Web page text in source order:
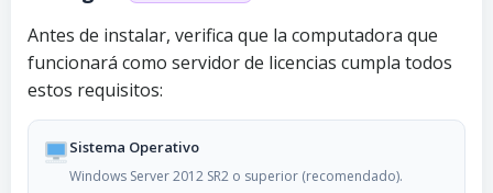
Antes de instalar, verifica que la computadora que
funcionará como servidor de licencias cumpla todos
estos requisitos:
Sistema Operativo
Windows Server 2012 SR2 o superior (recomendado).